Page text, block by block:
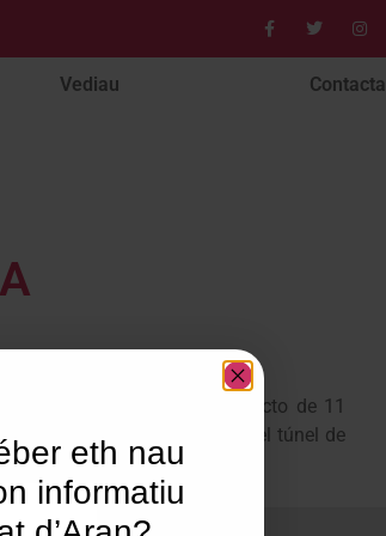
Vediau Contacta
del Port de Vielha, un trayecto de 11
turística entre la boca sur del túnel de
eth nau
informatiu